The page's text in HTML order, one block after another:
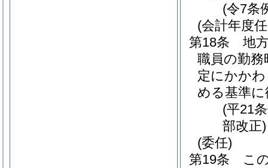
(令7条
(会計年度
第18条
地
職員の勤
定にかか
める基準
(平21
部改正)
(委任)
第19条
こ